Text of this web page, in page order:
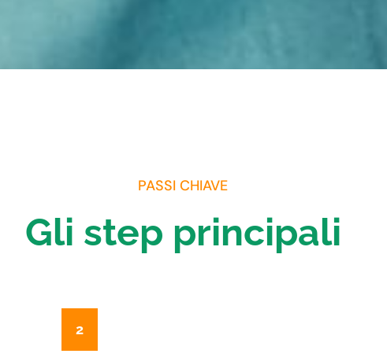
PASSI CHIAVE
Gli step principali
2